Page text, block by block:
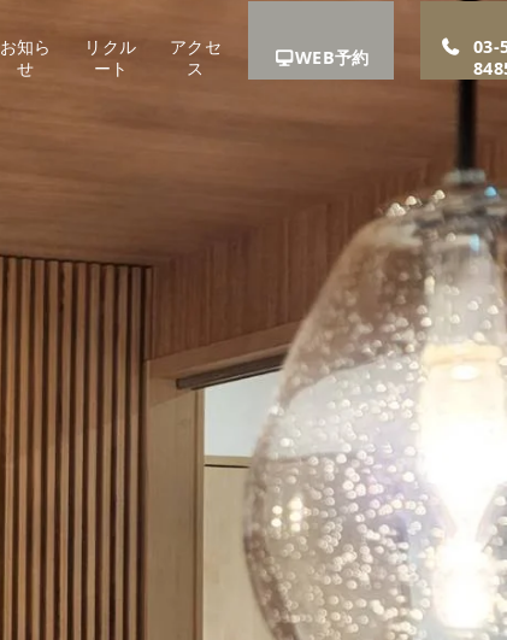
お知ら
せ
リクル
ート
アクセ
ス
WEB予約
03-